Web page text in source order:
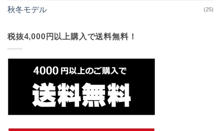
秋冬モデル (25)
税抜4,000円以上購入で送料無料！